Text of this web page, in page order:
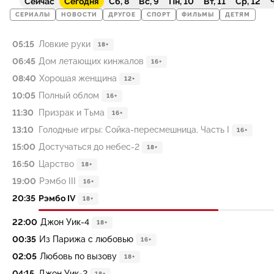
СЕРИАЛЫ НОВОСТИ ДРУГОЕ СПОРТ ФИЛЬМЫ ДЕТЯМ
05:15 Ловкие руки 18+
06:45 Дом летающих кинжалов 16+
08:40 Хорошая женщина 12+
10:05 Полный облом 16+
11:30 Призрак и Тьма 16+
13:10 Голодные игры: Сойка-пересмешница. Часть I 16+
15:00 Достучаться до небес-2 18+
16:50 Царство 18+
19:00 Рэмбо III 16+
20:35 Рэмбо IV 18+
22:00 Джон Уик-4 18+
00:35 Из Парижа с любовью 16+
02:05 Любовь по вызову 18+